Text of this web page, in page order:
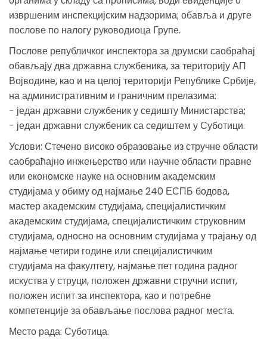
извршеним инспекцијским надзорима; обавља и друге
послове по налогу руководиоца Групе.
Послове републичког инспектора за друмски саобраћај
обављају два државна службеника, за територију АП
Војводине, као и на целој територији Републике Србије,
на административним и граничним прелазима:
- један државни службеник у седишту Министарства;
- један државни службеник са седиштем у Суботици.
Услови: Стечено високо образовање из стручне области
саобраћајно инжењерство или научне области правне
или економске науке на основним академским
студијама у обиму од најмање 240 ЕСПБ бодова,
мастер академским студијама, специјалистичким
академским студијама, специјалистичким струковним
студијама, односно на основним студијама у трајању од
најмање четири године или специјалистичким
студијама на факултету, најмање пет година радног
искуства у струци, положен државни стручни испит,
положен испит за инспектора, као и потребне
компетенције за обављање послова радног места.
Место рада: Суботица.